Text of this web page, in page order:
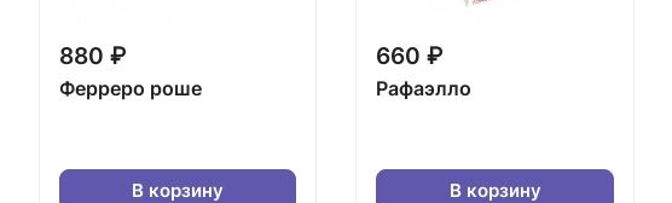
880 ₽
Ферреро роше
В корзину
660 ₽
Рафаэлло
В корзину